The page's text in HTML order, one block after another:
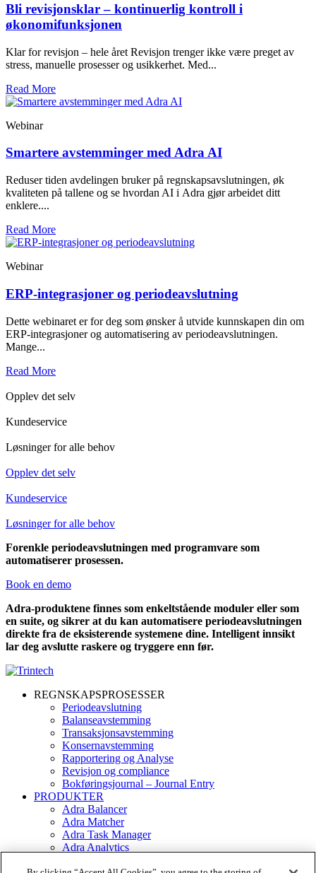
Bli revisjonsklar – kontinuerlig kontroll i
økonomifunksjonen
Klar for revisjon – hele året Revisjon trenger ikke være preget av
stress, manuelle prosesser og usikkerhet. Med...
Read More
Webinar
Smartere avstemminger med Adra AI
Reduser tiden avdelingen bruker på regnskapsavslutningen, øk
kvaliteten på tallene og se hvordan AI i Adra gjør arbeidet ditt
enklere....
Read More
Webinar
ERP-integrasjoner og periodeavslutning
Dette webinaret er for deg som ønsker å utvide kunnskapen din om
ERP-integrasjoner og automatisering av periodeavslutningen.
Mange...
Read More
Opplev det selv
Kundeservice
Løsninger for alle behov
Opplev det selv
Kundeservice
Løsninger for alle behov
Forenkle periodeavslutningen med programvare som
automatiserer prosessen.
Book en demo
Adra-produktene finnes som enkeltstående moduler eller som
en suite, og sikrer at du kan automatisere periodeavslutningen
direkte fra de eksisterende systemene dine. Intelligent innsikt
lar deg avslutte raskere og tryggere enn før.
REGNSKAPSPROSESSER
Periodeavslutning
Balanseavstemming
Transaksjonsavstemming
Konsernavstemming
Rapportering og Analyse
Revisjon og compliance
Bokføringsjournal – Journal Entry
PRODUKTER
Adra Balancer
Adra Matcher
Adra Task Manager
Adra Analytics